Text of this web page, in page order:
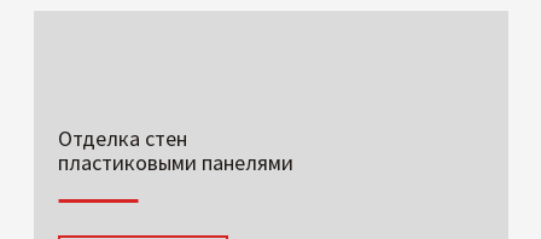
Отделка стен
пластиковыми панелями